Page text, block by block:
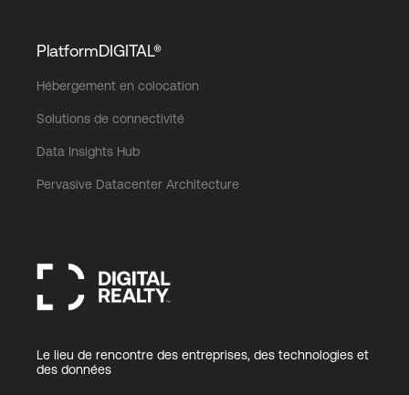
PlatformDIGITAL®
Hébergement en colocation
Solutions de connectivité
Data Insights Hub
Pervasive Datacenter Architecture
Le lieu de rencontre des entreprises, des technologies et
des données